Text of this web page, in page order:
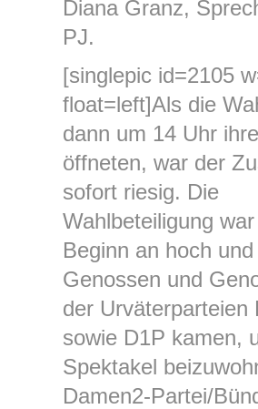
Diana Granz,
PJ.
[singlepic id=2105
float=left]Als die
dann um 14 Uhr
öffneten, war der
sofort riesig. Die
Wahlbeteiligung
Beginn an hoch
Genossen und
der Urväterparteien
sowie D1P kamen,
Spektakel
Damen2-Partei/